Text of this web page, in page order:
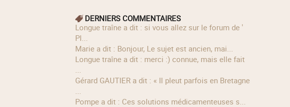
DERNIERS COMMENTAIRES
longue traîne a dit : si vous allez sur le forum de '
Pl...
Marie a dit : Bonjour, Le sujet est ancien, mai...
longue traîne a dit : merci :) connue, mais elle fait
...
Gérard GAUTIER a dit : « Il pleut parfois en Bretagne
...
Pompe a dit : Ces solutions médicamenteuses s...